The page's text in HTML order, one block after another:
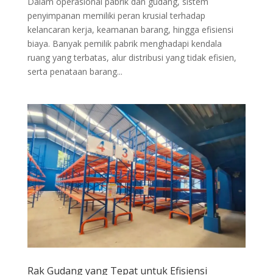
penyimpanan memiliki peran krusial terhadap
kelancaran kerja, keamanan barang, hingga efisiensi
biaya. Banyak pemilik pabrik menghadapi kendala
ruang yang terbatas, alur distribusi yang tidak efisien,
serta penataan barang...
Rak Gudang yang Tepat untuk Efisiensi